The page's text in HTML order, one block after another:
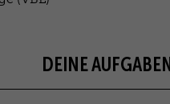
DEINE AUFGABEN